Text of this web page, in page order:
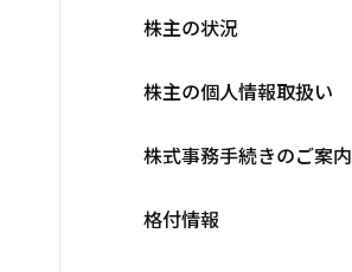
株主の状況
株主の個人情報取扱い
株式事務手続きのご案内
格付情報